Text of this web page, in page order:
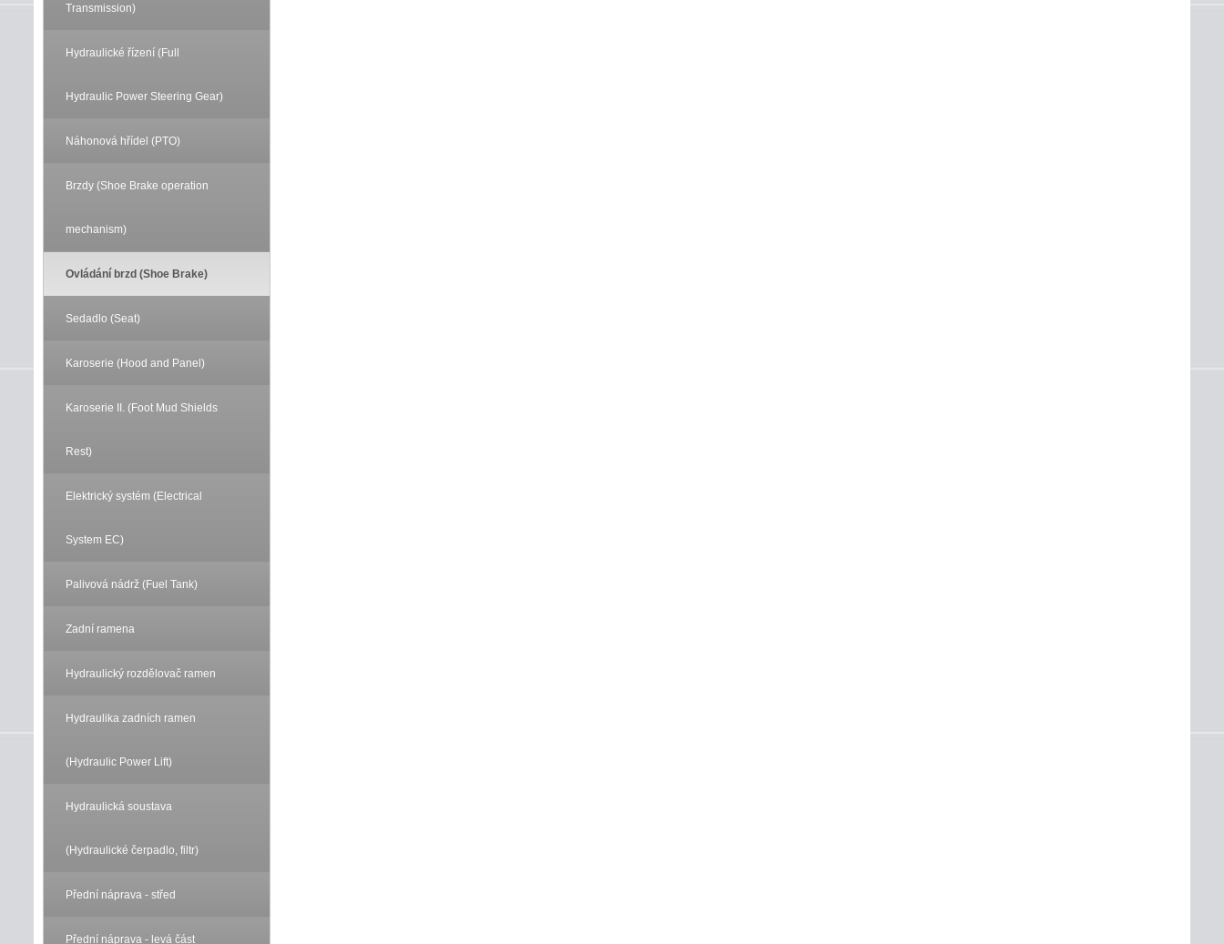
Transmission)
Hydraulické řízení (Full
Hydraulic Power Steering Gear)
Náhonová hřídel (PTO)
Brzdy (Shoe Brake operation
mechanism)
Ovládání brzd (Shoe Brake)
Sedadlo (Seat)
Karoserie (Hood and Panel)
Karoserie II. (Foot Mud Shields
Rest)
Elektrický systém (Electrical
System EC)
Palivová nádrž (Fuel Tank)
Zadní ramena
Hydraulický rozdělovač ramen
Hydraulika zadních ramen
(Hydraulic Power Lift)
Hydraulická soustava
(Hydraulické čerpadlo, filtr)
Přední náprava - střed
Přední náprava - levá část